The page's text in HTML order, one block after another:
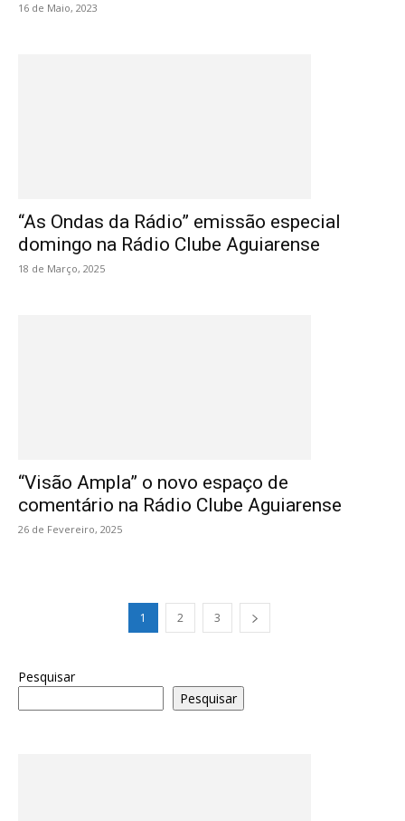
16 de Maio, 2023
“As Ondas da Rádio” emissão especial
domingo na Rádio Clube Aguiarense
18 de Março, 2025
“Visão Ampla” o novo espaço de
comentário na Rádio Clube Aguiarense
26 de Fevereiro, 2025
1 2 3
Pesquisar
Pesquisar